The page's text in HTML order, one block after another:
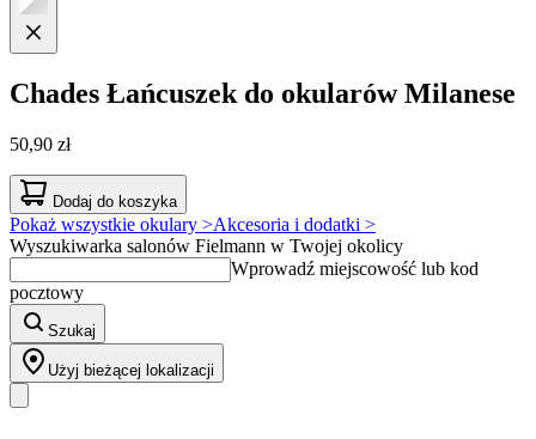
Chades Łańcuszek do okularów Milanese
50,90 zł
Dodaj do koszyka
Pokaż wszystkie okulary >Akcesoria i dodatki >
Wyszukiwarka salonów Fielmann w Twojej okolicy
Wprowadź miejscowość lub kod
pocztowy
Szukaj
Użyj bieżącej lokalizacji